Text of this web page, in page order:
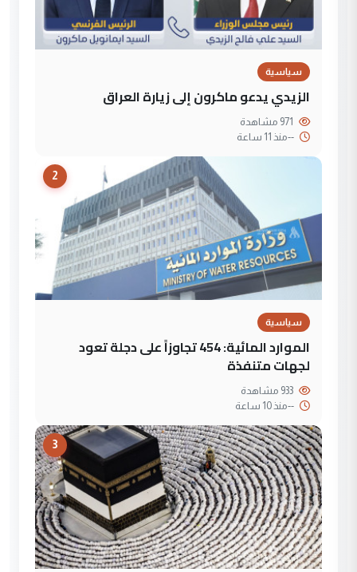
سياسية
الزيدي يدعو ماكرون إلى زيارة العراق
--منذ 11 ساعة
2
سياسية
الموارد المائية: 454 تجاوزاً على دجلة تعود
لجهات متنفذة
--منذ 10 ساعة
3